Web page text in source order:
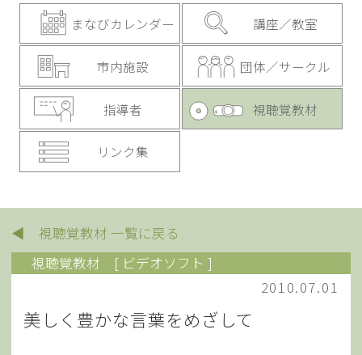
まなびカレンダー 講座／教室
市内施設 団体／サークル
指導者 視聴覚教材
リンク集
◀ 視聴覚教材 一覧に戻る
視聴覚教材
[ ビデオソフト ]
2010.07.01
美しく豊かな言葉をめざして